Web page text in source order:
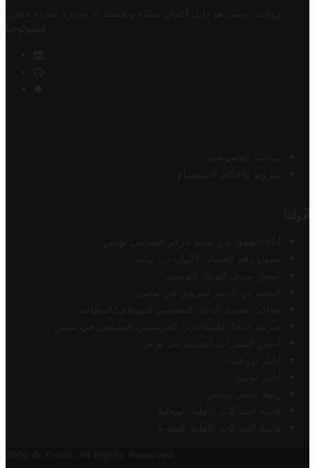
تروفيت تونس هو دليل أعمال تملكه وتحتفظ به وتديره
شركة مخزن
التكنولوجيا
سياسة الخصوصية
شروط وأحكام الاستخدام
أدواتنا
أداة التحقق من صحة الرقم الضريبي تونس
محول رقم الحساب الآيبان في تونس
أسعار صرف الدينار التونسي
البحث عن الرمز البريدي في تونس
محاكي ضريبة الدخل الشخصي للموظف/المتقاعد
ضريبة الدخل للمتقاعدين الفرنسيين المقيمين في تونس
أسعار السيارات الجديدة في تونس
أخبار تروفيت
أخبار تونس
رابط خلفي مجاني
قائمة الشركات الأهلية المحلية
قائمة الشركات الأهلية الجهوية
2025 © Trovit. All Rights Reserved.